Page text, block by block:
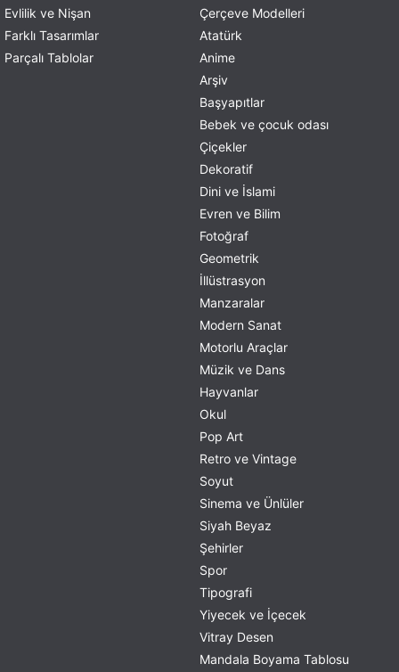
Evlilik ve Nişan
Farklı Tasarımlar
Parçalı Tablolar
Çerçeve Modelleri
Atatürk
Anime
Arşiv
Başyapıtlar
Bebek ve çocuk odası
Çiçekler
Dekoratif
Dini ve İslami
Evren ve Bilim
Fotoğraf
Geometrik
İllüstrasyon
Manzaralar
Modern Sanat
Motorlu Araçlar
Müzik ve Dans
Hayvanlar
Okul
Pop Art
Retro ve Vintage
Soyut
Sinema ve Ünlüler
Siyah Beyaz
Şehirler
Spor
Tipografi
Yiyecek ve İçecek
Vitray Desen
Mandala Boyama Tablosu